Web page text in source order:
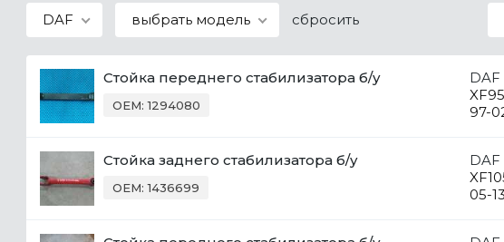
DAF
выбрать модель сбросить
Стойка переднего стабилизатора б/у
OEM: 1294080
DAF
XF95
97-
Стойка заднего стабилизатора б/у
OEM: 1436699
DAF
05-13